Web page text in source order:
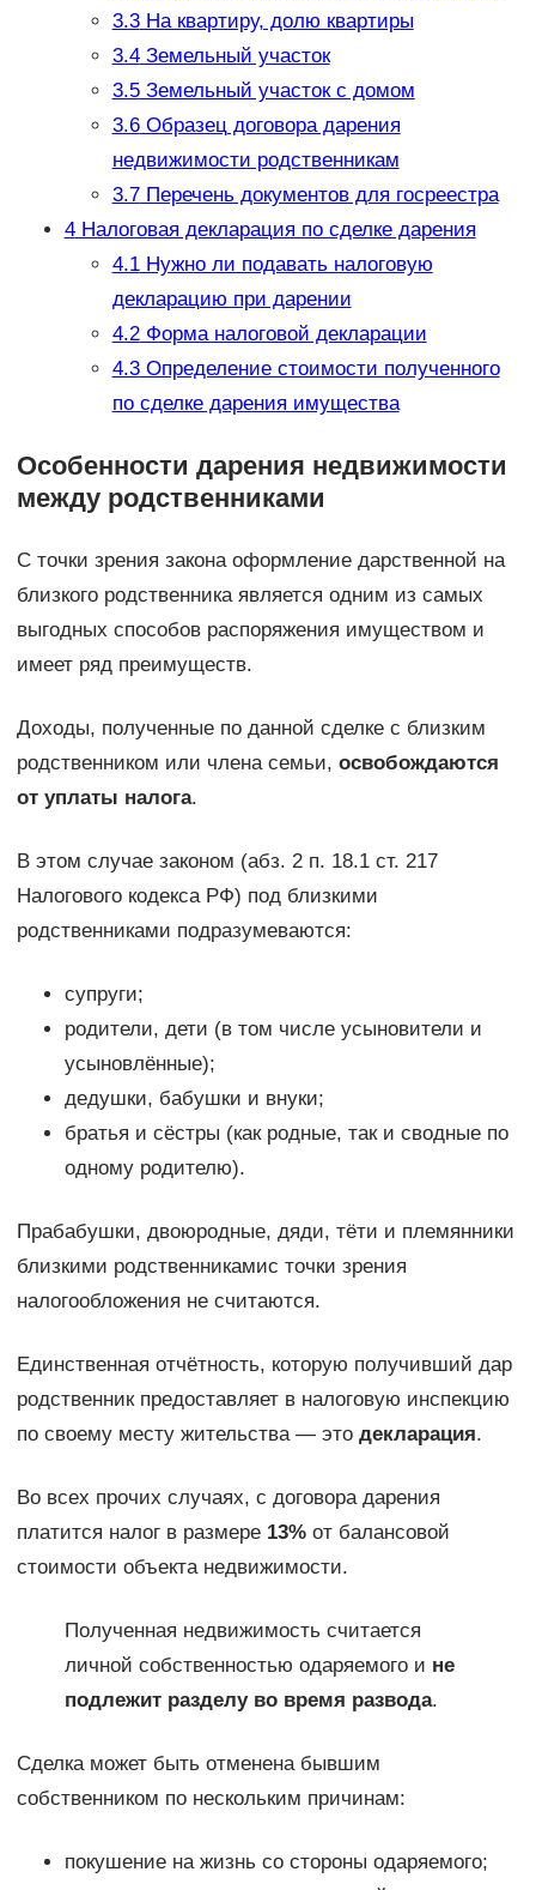
3.3На квартиру, долю квартиры
3.4Земельный участок
3.5Земельный участок с домом
3.6Образец договора дарения
недвижимости родственникам
3.7Перечень документов для госреестра
4Налоговая декларация по сделке дарения
4.1Нужно ли подавать налоговую
декларацию при дарении
4.2Форма налоговой декларации
4.3Определение стоимости полученного
по сделке дарения имущества
Особенности дарения недвижимости
между родственниками
С точки зрения закона оформление дарственной на
близкого родственника является одним из самых
выгодных способов распоряжения имуществом и
имеет ряд преимуществ.
Доходы, полученные по данной сделке с близким
родственником или члена семьи, освобождаются
от уплаты налога.
В этом случае законом (абз. 2 п. 18.1 ст. 217
Налогового кодекса РФ) под близкими
родственниками подразумеваются:
супруги;
родители, дети (в том числе усыновители и
усыновлённые);
дедушки, бабушки и внуки;
братья и сёстры (как родные, так и сводные по
одному родителю).
Прабабушки, двоюродные, дяди, тёти и племянники
близкими родственникамис точки зрения
налогообложения не считаются.
Единственная отчётность, которую получивший дар
родственник предоставляет в налоговую инспекцию
по своему месту жительства — это декларация.
Во всех прочих случаях, с договора дарения
платится налог в размере 13%от балансовой
стоимости объекта недвижимости.
Полученная недвижимость считается
личной собственностью одаряемого и не
подлежит разделу во время развода.
Сделка может быть отменена бывшим
собственником по нескольким причинам:
покушение на жизнь со стороны одаряемого;